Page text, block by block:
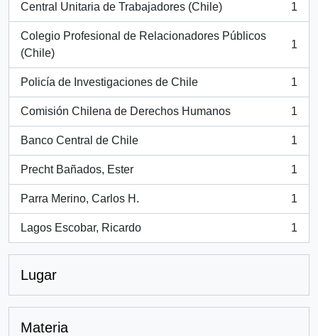
Central Unitaria de Trabajadores (Chile)
, 1 resultados
1
Colegio Profesional de Relacionadores Públicos
(Chile)
, 1 resultados
1
Policía de Investigaciones de Chile
, 1 resultados
1
Comisión Chilena de Derechos Humanos
, 1 resultados
1
Banco Central de Chile
, 1 resultados
1
Precht Bañados, Ester
, 1 resultados
1
Parra Merino, Carlos H.
, 1 resultados
1
Lagos Escobar, Ricardo
, 1 resultados
1
Lugar
Materia